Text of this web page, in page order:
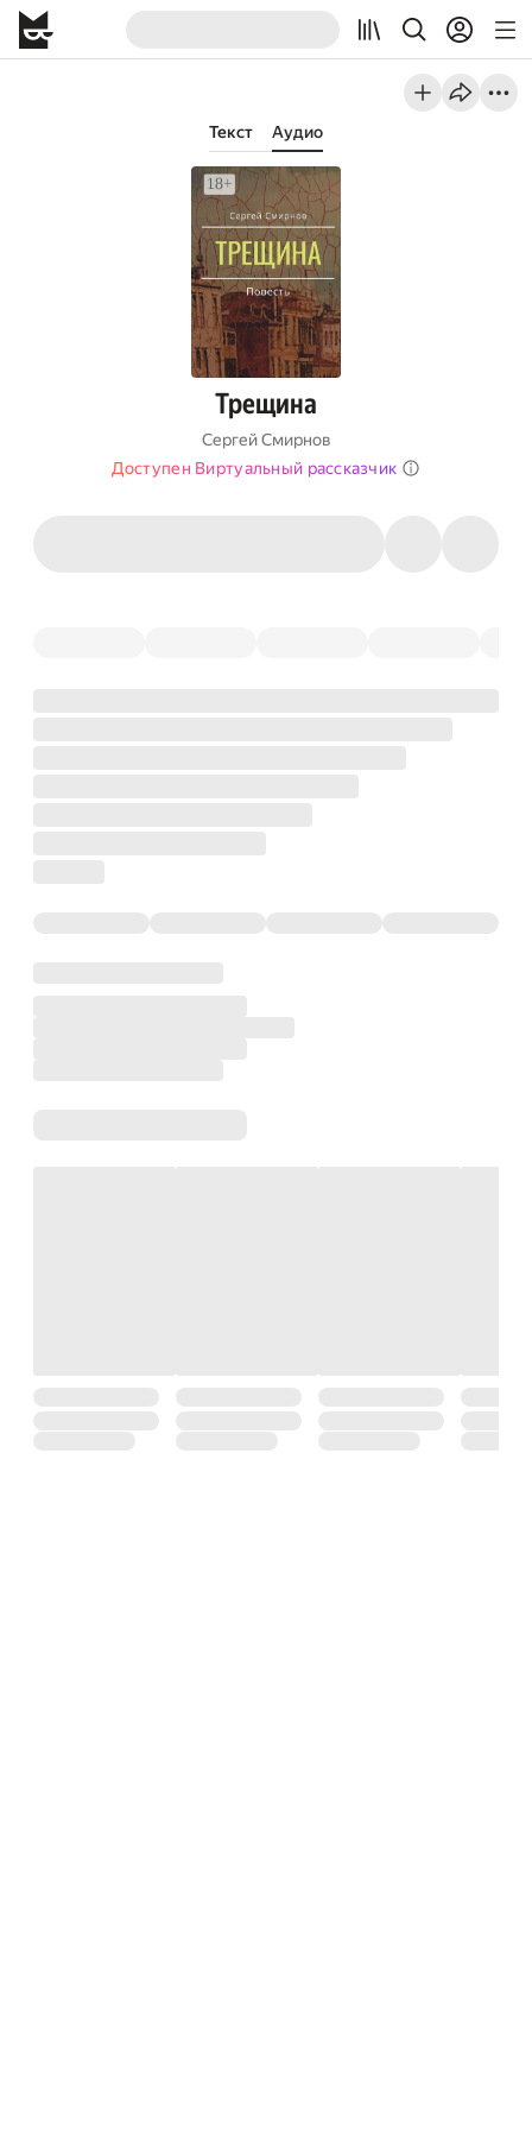
Текст Аудио
Трещина
Сергей Смирнов
Доступен Виртуальный рассказчик